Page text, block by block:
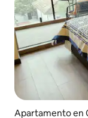
Apartamento en